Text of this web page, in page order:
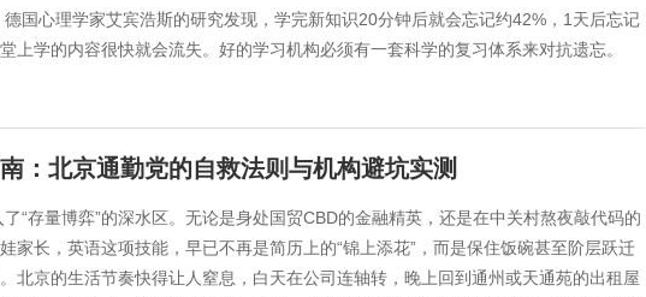
国心理学家艾宾浩斯的研究发现，学完新知识20分钟后就会忘记约42%，1天后忘记
上学的内容很快就会流失。好的学习机构必须有一套科学的复习体系来对抗遗忘。
：北京通勤党的自救法则与机构避坑实测
“存量博弈”的深水区。无论是身处国贸CBD的金融精英，还是在中关村熬夜敲代码的
家长，英语这项技能，早已不再是简历上的“锦上添花”，而是保住饭碗甚至阶层跃迁
北京的生活节奏快得让人窒息，白天在公司连轴转，晚上回到通州或天通苑的出租屋